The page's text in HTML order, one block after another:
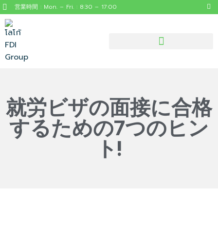
営業時間 : Mon. – Fri. : 8:30 – 17:00
就労ビザの面接に合格
するための7つのヒン
ト!